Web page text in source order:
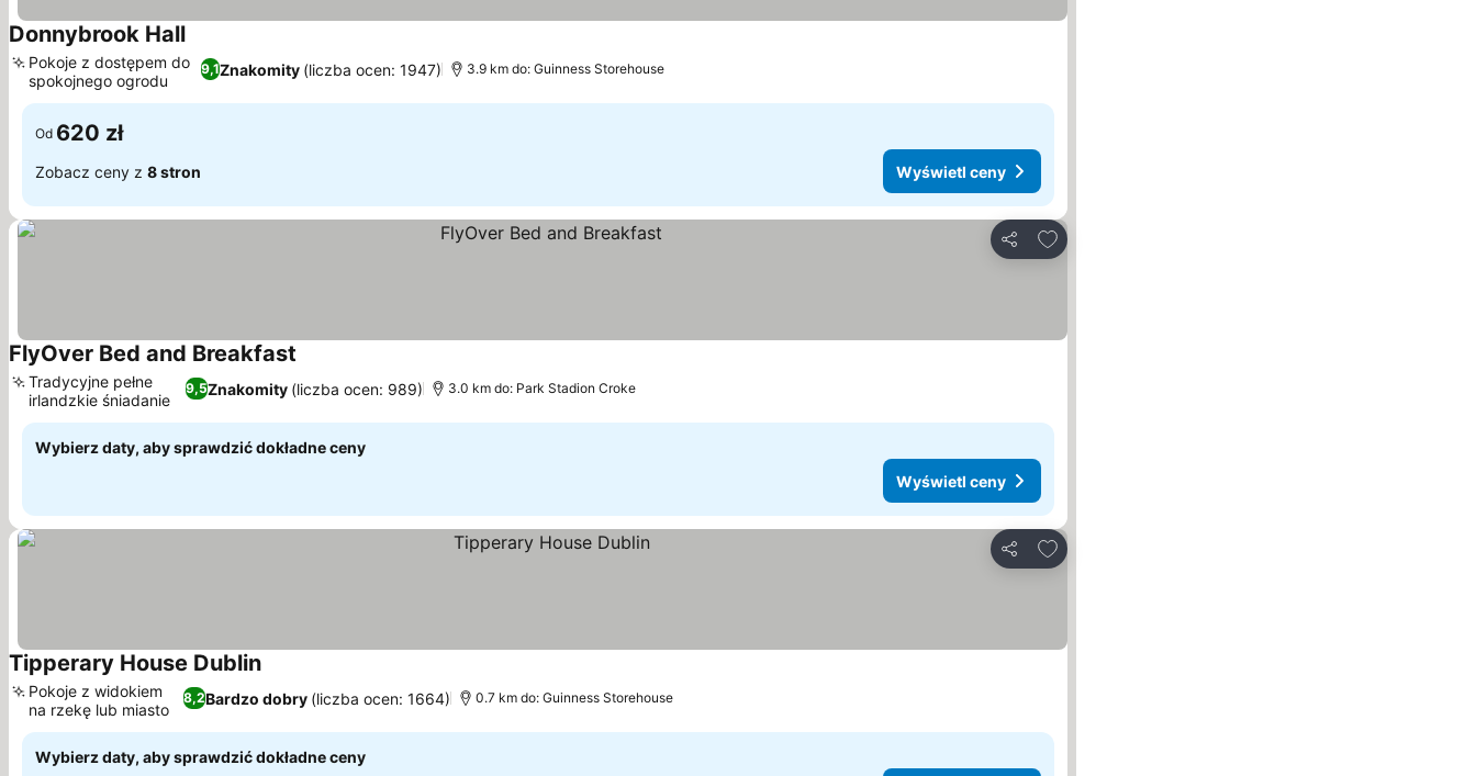
Donnybrook HallWyświetl ceny
9,1Znakomity (liczba ocen: 1947)
Pokoje z dostępem do
spokojnego ogrodu
3.9 km do: Guinness Storehouse
Od 620 zł
Zobacz ceny z 8 stron Wyświetl ceny
Udostępnij
Dodaj do ulubionych
FlyOver Bed and Breakfast
9,5Znakomity (liczba ocen: 989)
Tradycyjne pełne
irlandzkie śniadanie
3.0 km do: Park Stadion Croke
Wybierz daty, aby sprawdzić dokładne ceny
Wyświetl ceny
Udostępnij
Dodaj do ulubionych
Tipperary House DublinWyświetl ceny
8,2Bardzo dobry (liczba ocen: 1664)
Pokoje z widokiem
na rzekę lub miasto
0.7 km do: Guinness Storehouse
Wybierz daty, aby sprawdzić dokładne ceny